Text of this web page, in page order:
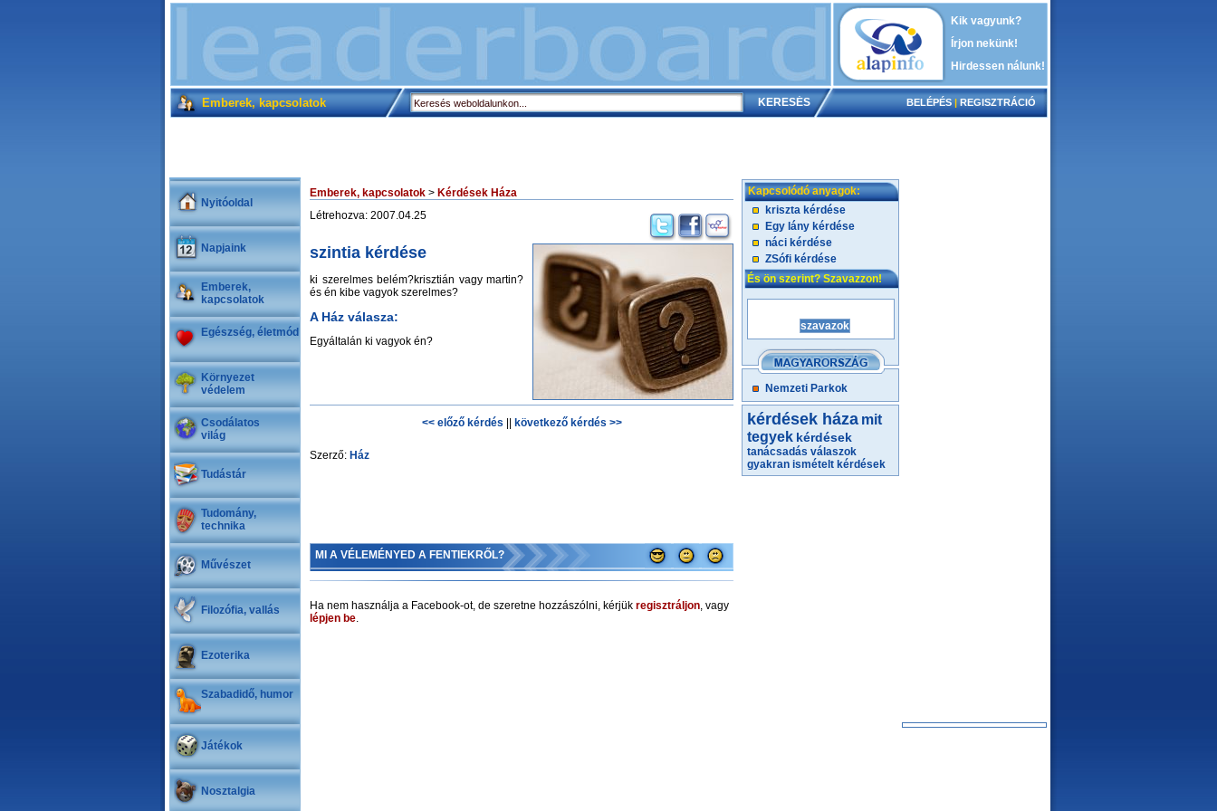
Kik vagyunk?
Írjon nekünk!
Hirdessen nálunk!
Emberek, kapcsolatok BELÉPÉS | REGISZTRÁCIÓ
Nyitóoldal
Napjaink
Emberek,
kapcsolatok
Egészség, életmód
Környezet
védelem
Csodálatos
világ
Tudástár
Tudomány,
technika
Művészet
Filozófia, vallás
Ezoterika
Szabadidő, humor
Játékok
Nosztalgia
Emberek, kapcsolatok > Kérdések Háza
Létrehozva: 2007.04.25
szintia kérdése
ki szerelmes belém?krisztián vagy martin?
és én kibe vagyok szerelmes?
A Ház válasza:
Egyáltalán ki vagyok én?
<< előző kérdés következő kérdés >>
Szerző: Ház
MI A VÉLEMÉNYED A FENTIEKRŐL?
Ha nem használja a Facebook-ot, de szeretne hozzászólni, kérjük regisztráljon, vagy
lépjen be.
Kapcsolódó anyagok:
kriszta kérdése
Egy lány kérdése
náci kérdése
ZSófi kérdése
És ön szerint? Szavazzon!
Nemzeti Parkok
kérdések háza mit
tegyek kérdések
tanácsadás válaszok
gyakran ismételt kérdések